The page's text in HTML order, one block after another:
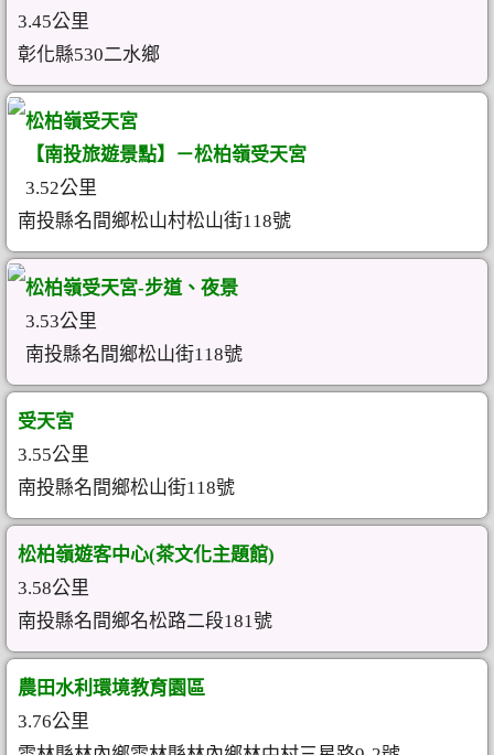
3.45公里
彰化縣530二水鄉
松柏嶺受天宮
【南投旅遊景點】－松柏嶺受天宮
3.52公里
南投縣名間鄉松山村松山街118號
松柏嶺受天宮-步道、夜景
3.53公里
南投縣名間鄉松山街118號
受天宮
3.55公里
南投縣名間鄉松山街118號
松柏嶺遊客中心(茶文化主題館)
3.58公里
南投縣名間鄉名松路二段181號
農田水利環境教育園區
3.76公里